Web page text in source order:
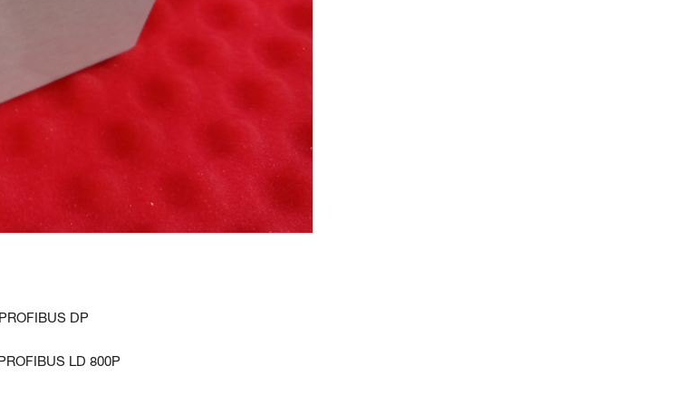
يستخدم لتوصيل أدوات الإدخال/الإخراج وأجهزة ناقل المجال عن بعد عبر PROFIBUS DP
من الممكن توصيل PROFIBUS PA بـ CI854A/ CI854B عبر جهاز الربط PROFIBUS LD 800P